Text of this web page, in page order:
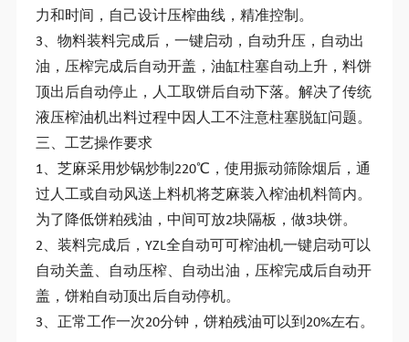
力和时间，自己设计压榨曲线，精准控制。
3、物料装料完成后，一键启动，自动升压，自动出
油，压榨完成后自动开盖，油缸柱塞自动上升，料饼
顶出后自动停止，人工取饼后自动下落。解决了传统
液压榨油机出料过程中因人工不注意柱塞脱缸问题。
三、工艺操作要求
1、芝麻采用炒锅炒制220℃，使用振动筛除烟后，通
过人工或自动风送上料机将芝麻装入榨油机料筒内。
为了降低饼粕残油，中间可放2块隔板，做3块饼。
2、装料完成后，YZL全自动可可榨油机一键启动可以
自动关盖、自动压榨、自动出油，压榨完成后自动开
盖，饼粕自动顶出后自动停机。
3、正常工作一次20分钟，饼粕残油可以到20%左右。